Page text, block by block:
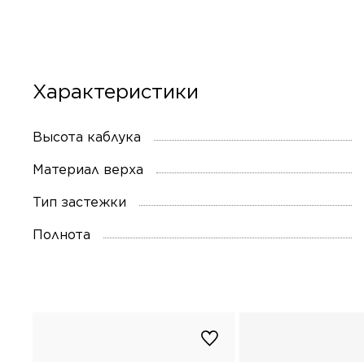
Характеристики
Высота каблука
Материал верха
Тип застежки
Полнота